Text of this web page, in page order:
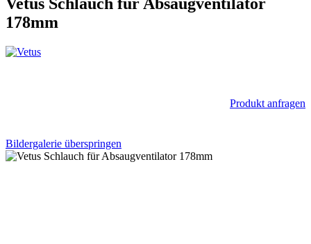
178mm
Produkt anfragen
Bildergalerie überspringen